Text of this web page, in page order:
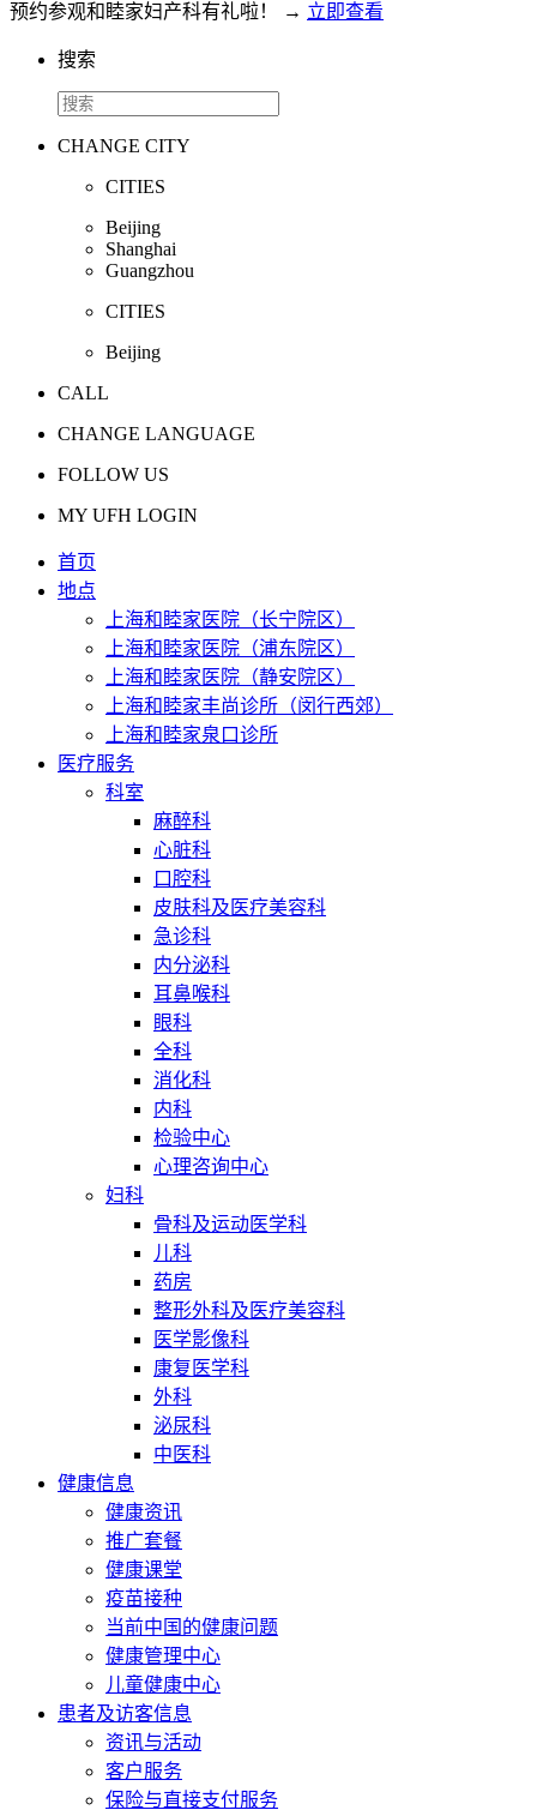
预约参观和睦家妇产科有礼啦！ → 立即查看
搜索
CHANGE CITY
CITIES
Beijing
Shanghai
Guangzhou
CITIES
Beijing
CALL
CHANGE LANGUAGE
FOLLOW US
MY UFH LOGIN
首页
地点
上海和睦家医院（长宁院区）
上海和睦家医院（浦东院区）
上海和睦家医院（静安院区）
上海和睦家丰尚诊所（闵行西郊）
上海和睦家泉口诊所
医疗服务
科室
麻醉科
心脏科
口腔科
皮肤科及医疗美容科
急诊科
内分泌科
耳鼻喉科
眼科
全科
消化科
内科
检验中心
心理咨询中心
妇科
骨科及运动医学科
儿科
药房
整形外科及医疗美容科
医学影像科
康复医学科
外科
泌尿科
中医科
健康信息
健康资讯
推广套餐
健康课堂
疫苗接种
当前中国的健康问题
健康管理中心
儿童健康中心
患者及访客信息
资讯与活动
客户服务
保险与直接支付服务